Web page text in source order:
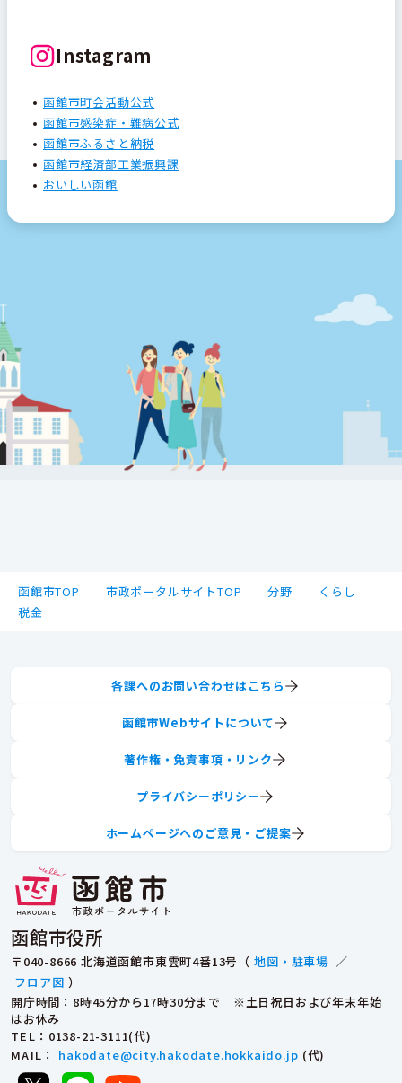
Instagram
函館市町会活動公式
函館市感染症・難病公式
函館市ふるさと納税
函館市経済部工業振興課
おいしい函館
函館市TOP 市政ポータルサイトTOP 分野
くらし
税金
函館市役所
〒040-8666 北海道函館市東雲町4番13号（ 地図・駐車場 ／
フロア図 ）
開庁時間：8時45分から17時30分まで ※土日祝日および年末年始
はお休み
TEL ：0138-21-3111(代)
MAIL ： hakodate@city.hakodate.hokkaido.jp (代)
各課へのお問い合わせはこちら
函館市Webサイトについて
著作権・免責事項・リンク
プライバシーポリシー
ホームページへのご意見・ご提案